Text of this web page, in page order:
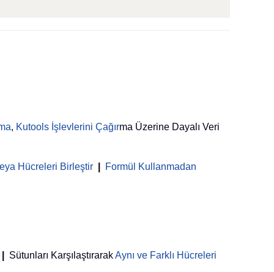
, Kutools İşlevlerini Çağırma Üzerine Dayalı Veri
Hücreleri Birleştir Formül Kullanmadan
Sütunları KarşılaştırarakAynı ve Farklı Hücreleri